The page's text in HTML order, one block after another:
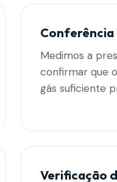
Conferência
Medimos a
confirmar que
gás suficiente
Verificação